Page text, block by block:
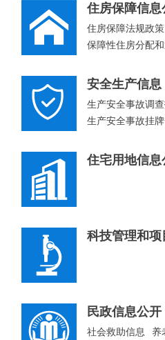
住房保障信息
住房保障法规政策
保障性住房分配
棚户区改造信息公
安全生产信息
生产安全事故调
生产安全事故挂
安全生产预警和预
住宅用地信息
科技管理和项
民政信息公开
社会救助信息
养